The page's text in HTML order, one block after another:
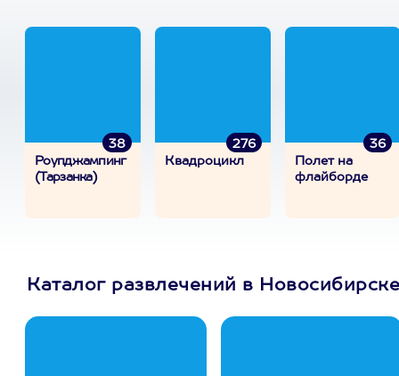
38
Роупджампинг
(Тарзанка)
276
Квадроцикл
36
Полет на
флайборде
Каталог развлечений в Новосибирске